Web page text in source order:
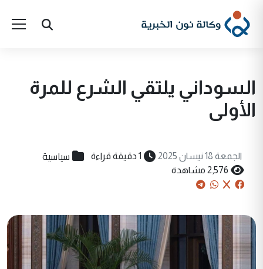
السوداني يلتقي الشرع للمرة
الأولى
الجمعة 18 نيسان 2025 1 دقيقة قراءة سياسية
2,576 مشاهدة